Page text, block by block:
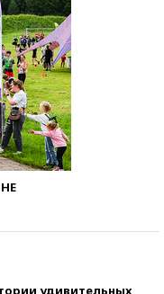
удивительных